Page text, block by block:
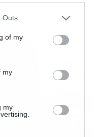
one or more Google
You may click to
its third-party tags to
in below Google
Outs
of my
my
my
διάσημου
του «ΣΚΑΪ». Ο